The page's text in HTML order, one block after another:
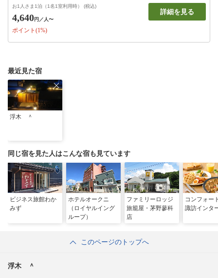
お1人さま1泊（1名1室利用時） (税込)
4,640円 ／人〜
ポイント(1%)
詳細を見る
最近見た宿
浮木 ＾
同じ宿を見た人はこんな宿も見ています
ビジネス旅館わか
みず
ホテルオークニ
（ロイヤルイング
ループ）
ファミリーロッジ
旅籠屋・茅野蓼科
店
コンフォー
諏訪インタ
このページのトップへ
浮木 ＾